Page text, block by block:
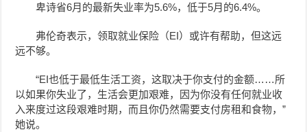
卑诗省6月的最新失业率为5.6%，低于5月的6.4%。
弗伦奇表示，领取就业保险（EI）或许有帮助，但这远
远不够。
“EI也低于最低生活工资，这取决于你支付的金额……所
以如果你失业了，生活会更加艰难，因为你没有任何就业收
入来度过这段艰难时期，而且你仍然需要支付房租和食物，”
她说。